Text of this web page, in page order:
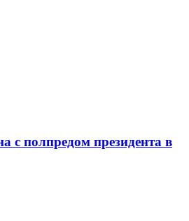
с полпредом президента в